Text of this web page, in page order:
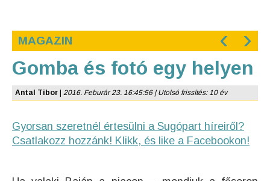
MAGAZIN ‹ ›
Gomba és fotó egy helyen
Antal Tibor 2016. Feburár 23. 16:45:56 | Utolsó frissítés: 10 év
Gyorsan szeretnél értesülni a Sugópart híreiről?
Csatlakozz hozzánk! Klikk, és like a Facebookon!